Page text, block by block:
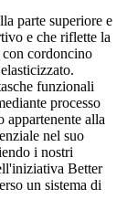
parte superiore e
e che riflette la
con cordoncino
funzionali
processo
alla
nel suo
i nostri
Better
un sistema di